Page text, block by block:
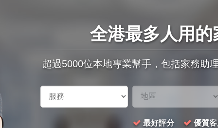
全港最多人用的
超過5000位本地專業幫手，包括家務助
最好評分 優質